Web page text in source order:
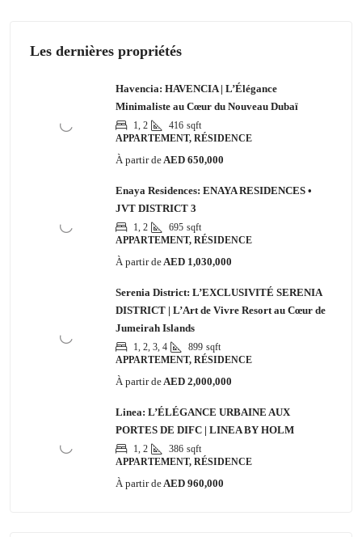
Les dernières propriétés
Havencia: HAVENCIA | L’Élégance
Minimaliste au Cœur du Nouveau Dubaï
1, 2 416 sqft
APPARTEMENT, RÉSIDENCE
À partir deAED 650,000
Enaya Residences: ENAYA RESIDENCES •
JVT DISTRICT 3
1, 2 695 sqft
APPARTEMENT, RÉSIDENCE
À partir deAED 1,030,000
Serenia District: L’EXCLUSIVITÉ SERENIA
DISTRICT | L’Art de Vivre Resort au Cœur de
Jumeirah Islands
1, 2, 3, 4 899 sqft
APPARTEMENT, RÉSIDENCE
À partir deAED 2,000,000
Linea: L’ÉLÉGANCE URBAINE AUX
PORTES DE DIFC | LINEA BY HOLM
1, 2 386 sqft
APPARTEMENT, RÉSIDENCE
À partir deAED 960,000